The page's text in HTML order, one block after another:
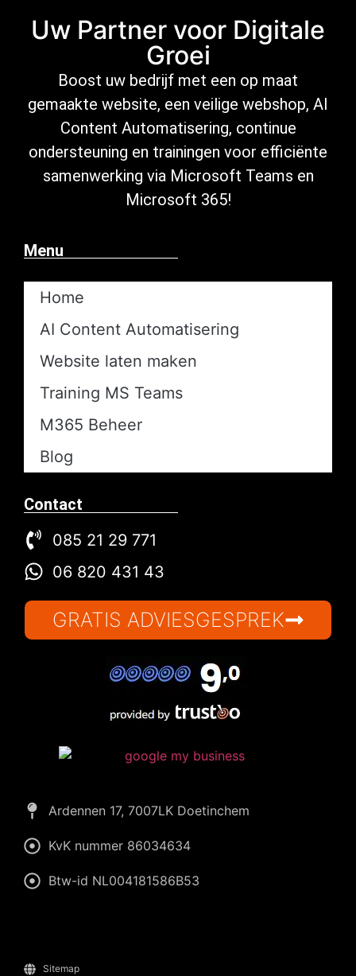
Uw Partner voor Digitale
Groei
Boost uw bedrijf met een op maat
gemaakte website, een veilige webshop, AI
Content Automatisering, continue
ondersteuning en trainingen voor efficiënte
samenwerking via Microsoft Teams en
Microsoft 365!
Menu
Home
AI Content Automatisering​
Website laten maken
Training MS Teams
M365 Beheer
Blog
Contact
085 21 29 771
06 820 431 43
GRATIS ADVIESGESPREK
Ardennen 17, 7007LK Doetinchem
KvK nummer 86034634
Btw-id NL004181586B53
Sitemap